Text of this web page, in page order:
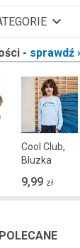
- sprawdź ›
Cool Club,
Bluzka
długim
9,99 zł
POLECANE